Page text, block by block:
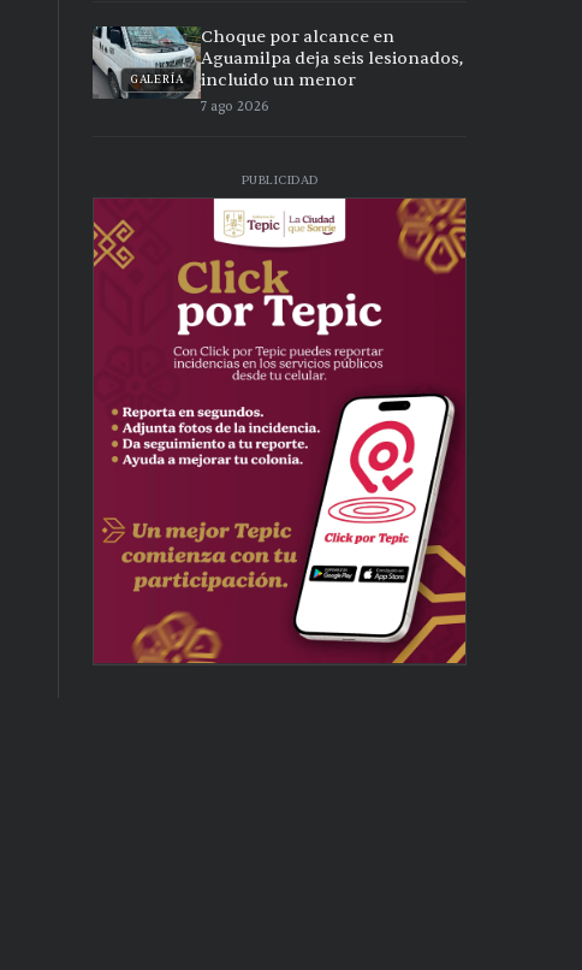
GALERÍA
Choque por alcance en
Aguamilpa deja seis lesionados,
incluido un menor
7 ago 2026
PUBLICIDAD